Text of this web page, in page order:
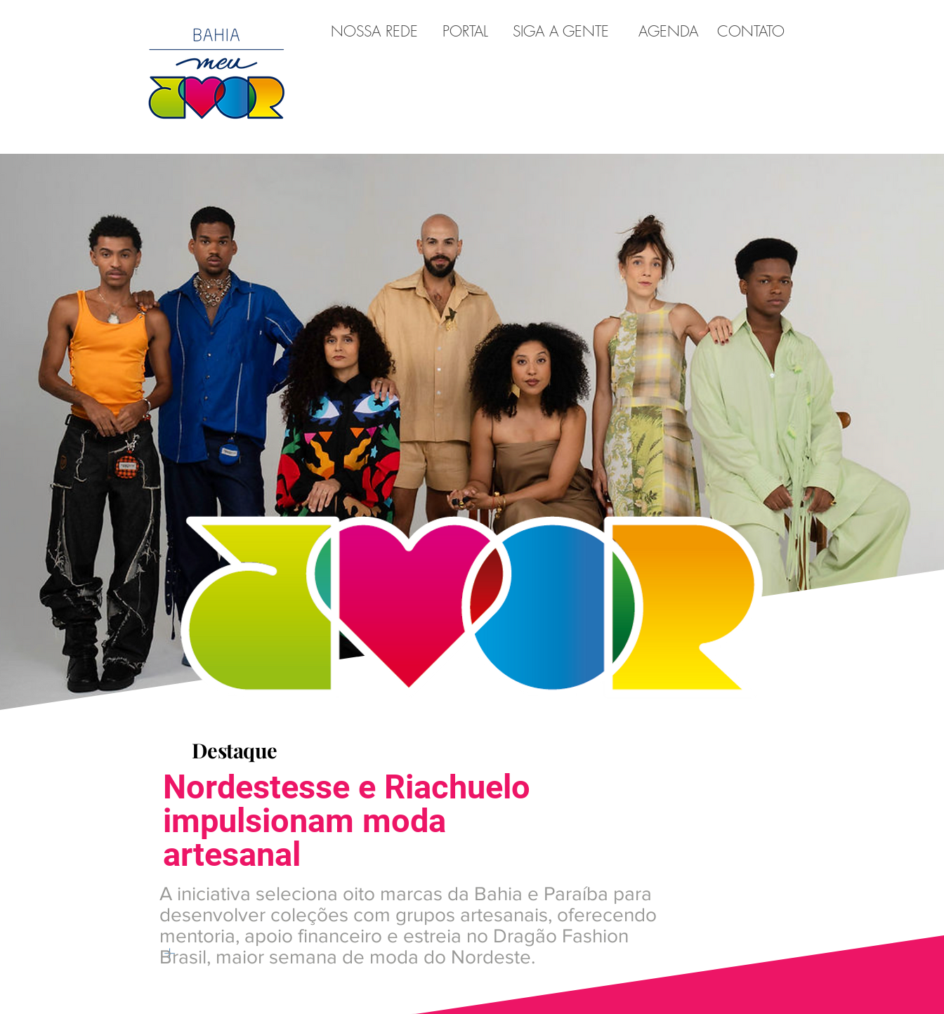
NOSSA REDE PORTAL SIGA A GENTE AGENDA CONTATO
Destaque
Nordestesse e Riachuelo
impulsionam moda
artesanal
+
A iniciativa seleciona oito marcas da Bahia e Paraíba para
desenvolver coleções com grupos artesanais, oferecendo
mentoria, apoio financeiro e estreia no Dragão Fashion
Brasil, maior semana de moda do Nordeste.